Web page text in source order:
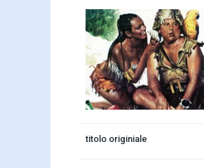
titolo originiale